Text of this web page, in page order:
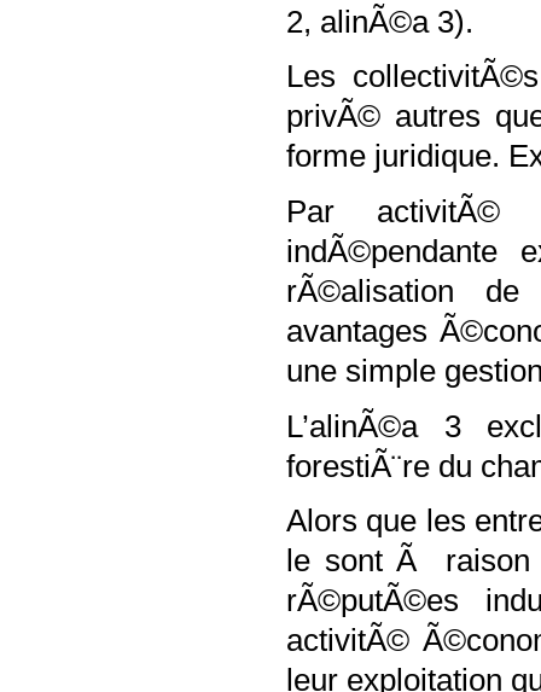
2, alinÃ©a 3).
Les
privÃ© autres
forme juridique.
Par activitÃ©
indÃ©pendante
rÃ©alisation
avantages
une simple
L’alinÃ©a 3
forestiÃ¨re du
Alors que les
le sont Ã raison
rÃ©putÃ©es
activitÃ©
leur exploitation